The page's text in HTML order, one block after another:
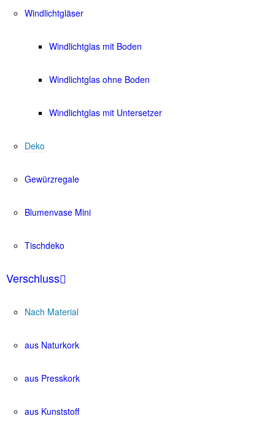
Windlichtgläser
Windlichtglas mit Boden
Windlichtglas ohne Boden
Windlichtglas mit Untersetzer
Deko
Gewürzregale
Blumenvase Mini
Tischdeko
Verschluss
Nach Material
aus Naturkork
aus Presskork
aus Kunststoff